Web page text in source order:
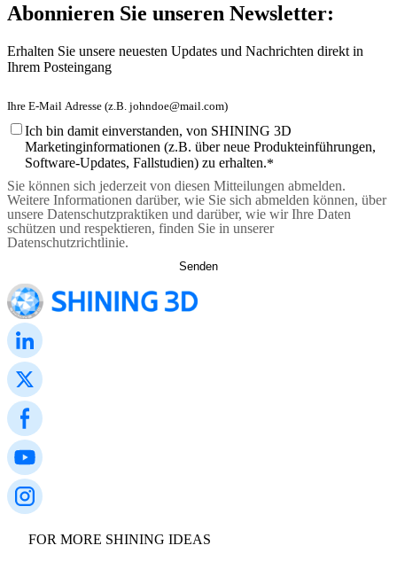
Abonnieren Sie unseren Newsletter:
Erhalten Sie unsere neuesten Updates und Nachrichten direkt in
Ihrem Posteingang
Ich bin damit einverstanden, von SHINING 3D
Marketinginformationen (z.B. über neue Produkteinführungen,
Software-Updates, Fallstudien) zu erhalten.*
Sie können sich jederzeit von diesen Mitteilungen abmelden.
Weitere Informationen darüber, wie Sie sich abmelden können, über
unsere Datenschutzpraktiken und darüber, wie wir Ihre Daten
schützen und respektieren, finden Sie in unserer
Datenschutzrichtlinie.
FOR MORE SHINING IDEAS